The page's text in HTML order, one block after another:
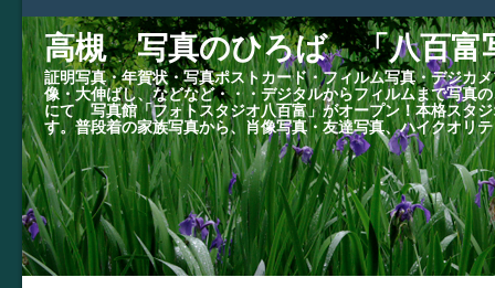
高槻 写真のひろば 「八百富
証明写真・年賀状・写真ポストカード・フィルム写真・デジカ
像・大伸ばし、などなど・・・デジタルからフィルムまで写
にて 写真館「フォトスタジオ八百富」がオープン！本格スタ
す。普段着の家族写真から、肖像写真・友達写真、ハイクオリ